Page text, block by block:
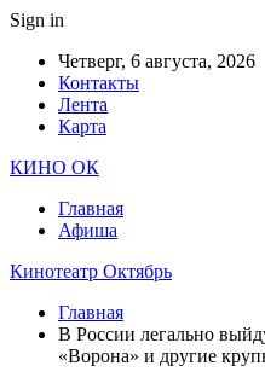
Sign in
Четверг, 6 августа, 2026
Контакты
Лента
Карта
КИНО ОК
Главная
Афиша
Кинотеатр Октябрь
Главная
В России легально
«Ворона» и другие